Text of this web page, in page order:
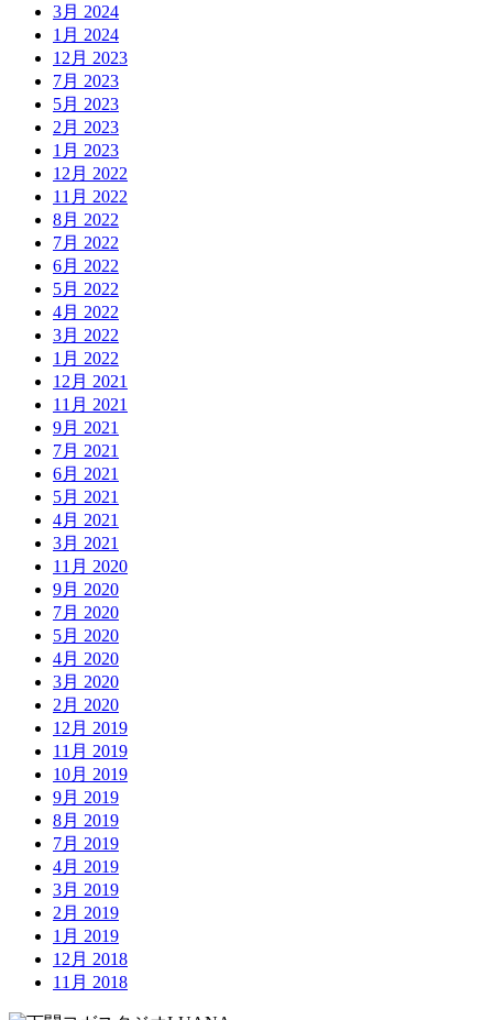
3月 2024
1月 2024
12月 2023
7月 2023
5月 2023
2月 2023
1月 2023
12月 2022
11月 2022
8月 2022
7月 2022
6月 2022
5月 2022
4月 2022
3月 2022
1月 2022
12月 2021
11月 2021
9月 2021
7月 2021
6月 2021
5月 2021
4月 2021
3月 2021
11月 2020
9月 2020
7月 2020
5月 2020
4月 2020
3月 2020
2月 2020
12月 2019
11月 2019
10月 2019
9月 2019
8月 2019
7月 2019
4月 2019
3月 2019
2月 2019
1月 2019
12月 2018
11月 2018